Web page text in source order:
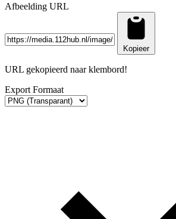
Afbeelding URL
Kopieer
URL gekopieerd naar klembord!
Export Formaat